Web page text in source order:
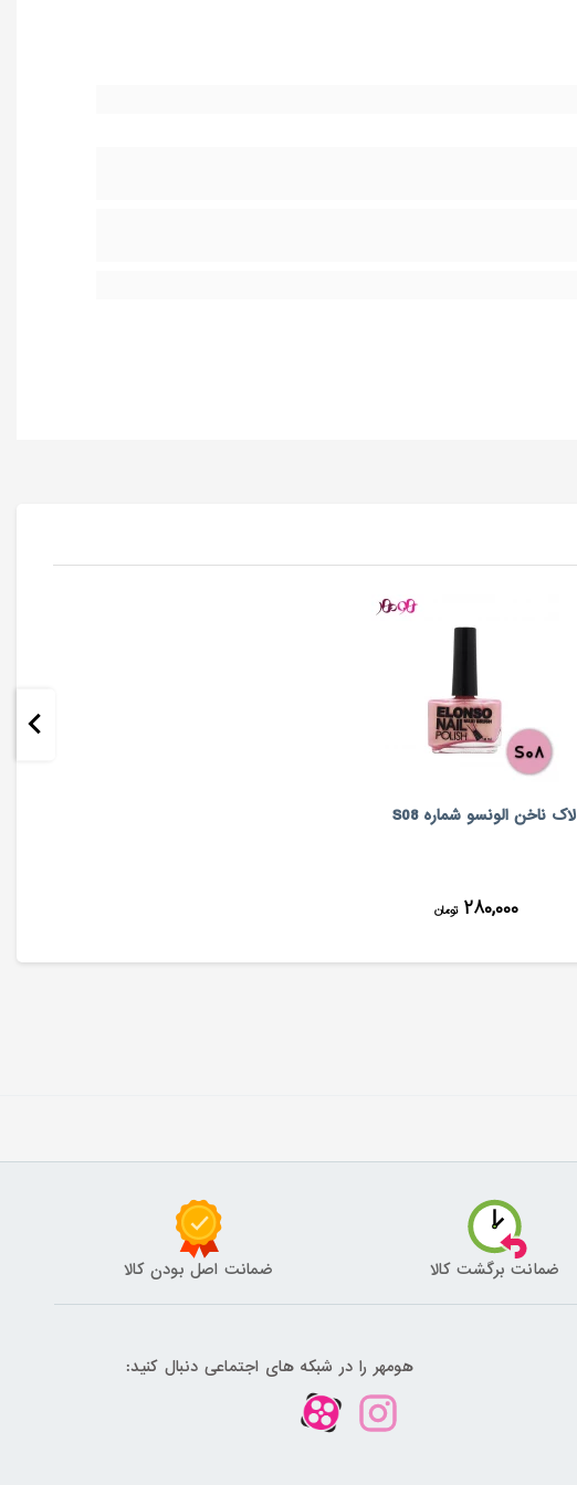
لاک ناخن الونسو شماره S08
۲۸۰,۰۰۰ تومان
ضمانت برگشت کالا ضمانت اصل بودن کالا
هومهر را در شبکه های اجتماعی دنبال کنید: